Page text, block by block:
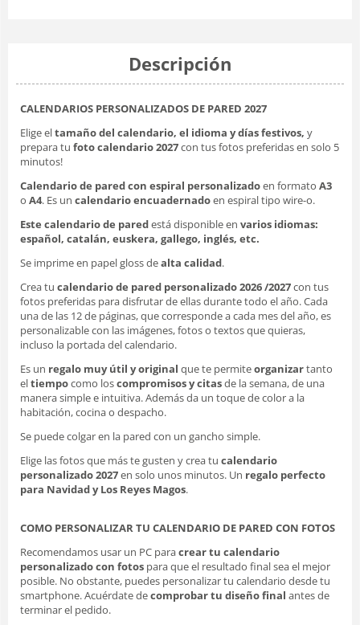
Descripción
CALENDARIOS PERSONALIZADOS DE PARED 2027
Elige eltamaño del calendario, el idioma y días festivos, y
prepara tu foto calendario 2027con tus fotos preferidas en solo 5
minutos!
Calendario de pared con espiral personalizadoen formato A3
o A4. Es un calendario encuadernadoen espiral tipo wire-o.
Este calendario de paredestá disponible en varios idiomas:
español, catalán, euskera, gallego, inglés, etc.
Se imprime en papel gloss dealta calidad.
Crea tu calendario de pared personalizado 2026/2027con tus
fotos preferidas para disfrutar de ellas durante todo el año. Cada
una de las 12 de páginas, que corresponde a cada mes del año, es
personalizable con las imágenes, fotos o textos que quieras,
incluso la portada del calendario.
Es un regalo muy útil y original que te permiteorganizartanto
eltiempocomo loscompromisos y citasde la semana, de una
manera simple e intuitiva. Además da un toque de color a la
habitación, cocina o despacho.
Se puede colgar en la pared con un gancho simple.
Elige las fotos que más te gusten y crea tu calendario
personalizado 2027en solo unos minutos. Un regalo perfecto
para Navidad y Los Reyes Magos.
COMO PERSONALIZAR TU CALENDARIO DE PARED CON FOTOS
Recomendamos usar un PC paracrear tu calendario
personalizado con fotos para que el resultado final sea el mejor
posible. No obstante, puedes personalizar tu calendario desde tu
smartphone. Acuérdate decomprobar tu diseño final antes de
terminar el pedido.